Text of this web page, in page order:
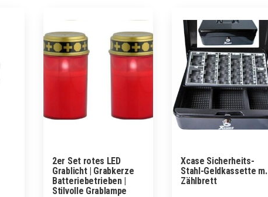
2er Set rotes LED
Grablicht | Grabkerze
Batteriebetrieben |
Stilvolle Grablampe
Xcase Sicherheits-
Stahl-Geldkassette m.
Zählbrett